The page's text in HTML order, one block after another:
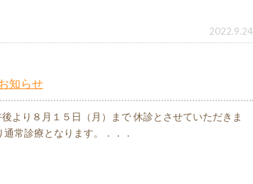
2022.9.24
知らせ
より８月１５日（月）まで 休診とさせていただきま
常診療となります。．．．